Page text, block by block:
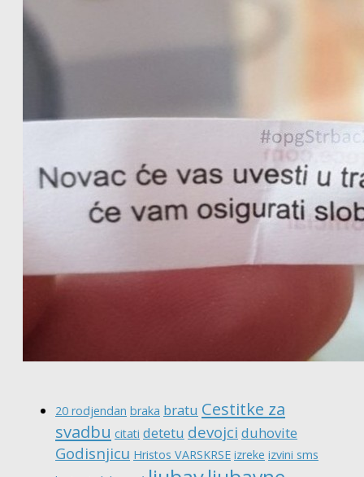
20 rodjendan braka bratu Cestitke za
svadbu citati detetu devojci duhovite
Godisnjicu Hristos VARSKRSE izreke izvini sms